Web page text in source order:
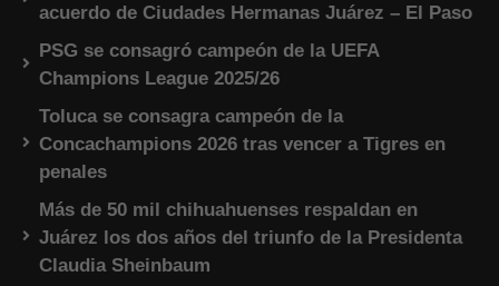
acuerdo de Ciudades Hermanas Juárez – El Paso
PSG se consagró campeón de la UEFA
Champions League 2025/26
Toluca se consagra campeón de la
Concachampions 2026 tras vencer a Tigres en
penales
Más de 50 mil chihuahuenses respaldan en
Juárez los dos años del triunfo de la Presidenta
Claudia Sheinbaum